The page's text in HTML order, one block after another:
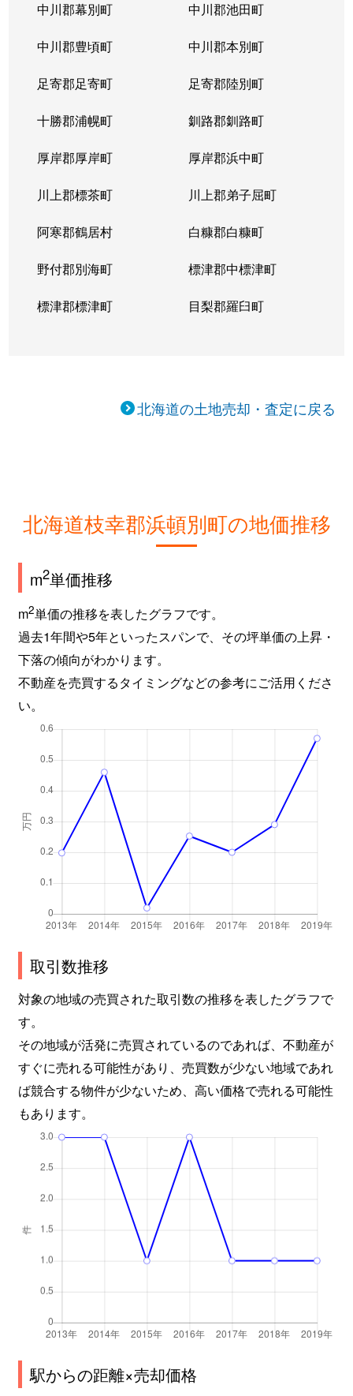
中川郡幕別町 中川郡池田町
中川郡豊頃町 中川郡本別町
足寄郡足寄町 足寄郡陸別町
十勝郡浦幌町 釧路郡釧路町
厚岸郡厚岸町 厚岸郡浜中町
川上郡標茶町 川上郡弟子屈町
阿寒郡鶴居村 白糠郡白糠町
野付郡別海町 標津郡中標津町
標津郡標津町 目梨郡羅臼町
北海道の土地売却・査定に戻る
北海道枝幸郡浜頓別町の地価推移
m2単価推移
m2単価の推移を表したグラフです。
過去1年間や5年といったスパンで、その坪単価の上昇・
下落の傾向がわかります。
不動産を売買するタイミングなどの参考にご活用くださ
い。
取引数推移
対象の地域の売買された取引数の推移を表したグラフで
す。
その地域が活発に売買されているのであれば、不動産が
すぐに売れる可能性があり、売買数が少ない地域であれ
ば競合する物件が少ないため、高い価格で売れる可能性
もあります。
駅からの距離×売却価格